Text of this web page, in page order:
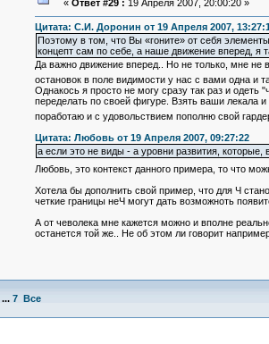
« Ответ #29 : 19 Апреля 2007, 20:00:20 »
Цитата: С.И. Доронин от 19 Апреля 2007,
Поэтому в том, что Вы «гоните» от себя
концепт сам по себе, а наше движение вперед, я
Да важно движение вперед.. Но не только, мне
остановок в поле видимости у нас с вами одна и
Однакось я просто не могу сразу так раз и одеть
переделать по своей фигуре. Взять ваши лекала
поработаю и с удовольствием пополню свой
Цитата: Любовь от 19 Апреля 2007, 09:27:22
а если это не виды - а уровни развития,
Любовь, это контекст данного примера, то что
Хотела бы дополнить свой пример, что для Ч
четкие границы неЧ могут дать возможноть
А от чеволека мне кажется можно и вполне
останется той же.. Не об этом ли говорит
... 7 Все